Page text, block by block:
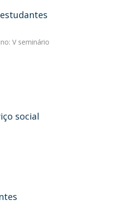
V seminário
social